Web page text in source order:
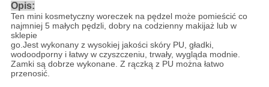
Opis:
Ten mini kosmetyczny woreczek na pędzel może pomieścić co
najmniej 5 małych pędzli, dobry na codzienny makijaż lub w
sklepie
go.Jest wykonany z wysokiej jakości skóry PU, gładki,
wodoodporny i łatwy w czyszczeniu, trwały, wygląda modnie.
Zamki są dobrze wykonane. Z rączką z PU można łatwo
przenosić.